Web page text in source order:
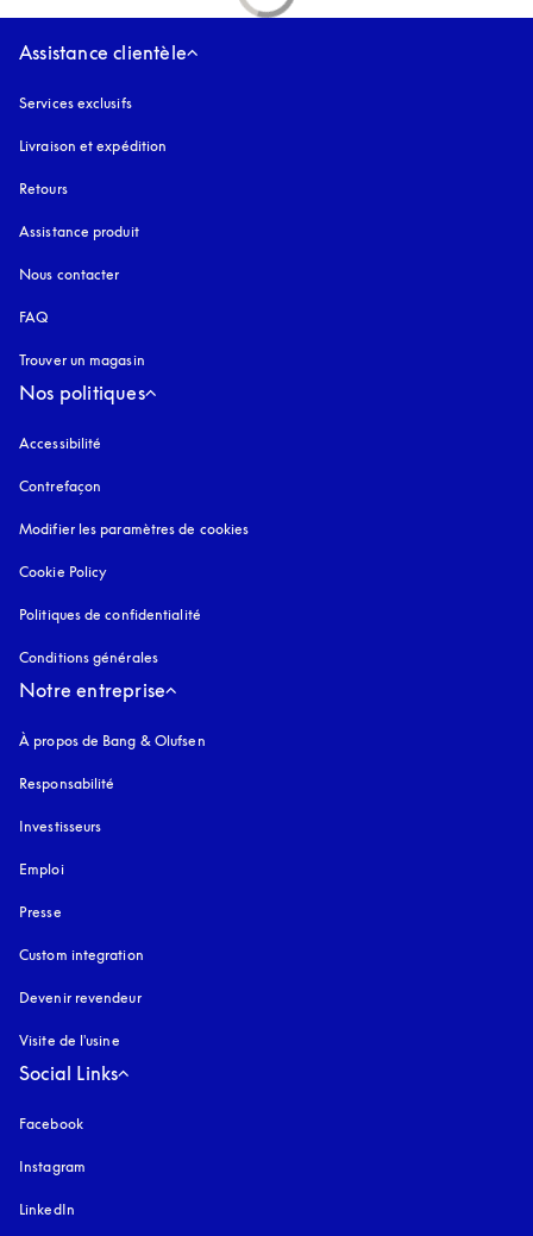
Assistance clientèle
Services exclusifs
Livraison et expédition
Retours
Assistance produit
Nous contacter
FAQ
Trouver un magasin
Nos politiques
Accessibilité
Contrefaçon
Modifier les paramètres de cookies
Cookie Policy
Politiques de confidentialité
Conditions générales
Notre entreprise
À propos de Bang & Olufsen
Responsabilité
Investisseurs
Emploi
Presse
Custom integration
Devenir revendeur
Visite de l'usine
Social Links
Facebook
Instagram
LinkedIn